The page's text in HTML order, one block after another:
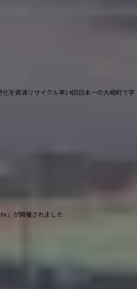
を資源リサイクル率14回日本一の大崎町で学
」が開催されました